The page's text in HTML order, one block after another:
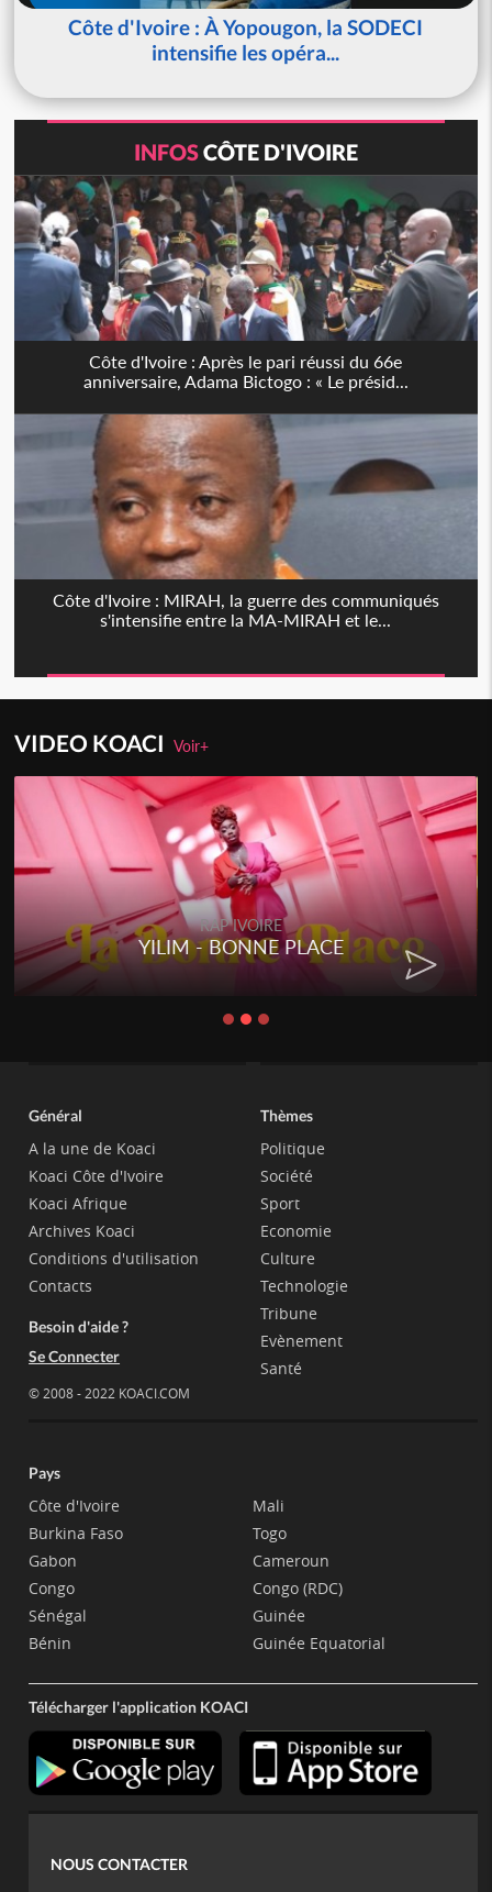
Côte d'Ivoire : À Yopougon, la SODECI
intensifie les opéra...
INFOSCÔTE D'IVOIRE
Côte d'Ivoire : Après le pari réussi du 66e
anniversaire, Adama Bictogo : « Le présid...
Côte d'Ivoire : MIRAH, la guerre des communiqués
s'intensifie entre la MA-MIRAH et le...
VIDEO KOACIVoir+
RAP IVOIRE
YILIM - BONNE PLACE
Général
A la une de Koaci
Koaci Côte d'Ivoire
Koaci Afrique
Archives Koaci
Conditions d'utilisation
Contacts
Besoin d'aide ?
Se Connecter
© 2008 - 2022 KOACI.COM
Thèmes
Politique
Société
Sport
Economie
Culture
Technologie
Tribune
Evènement
Santé
Pays
Côte d'Ivoire
Burkina Faso
Gabon
Congo
Sénégal
Bénin
Mali
Togo
Cameroun
Congo (RDC)
Guinée
Guinée Equatorial
Télécharger l'application KOACI
NOUS CONTACTER